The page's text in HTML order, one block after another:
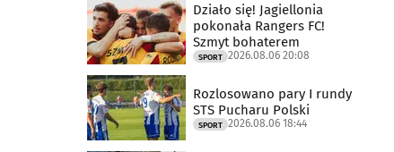
Działo się! Jagiellonia
pokonała Rangers FC!
Szmyt bohaterem
SPORT 2026.08.06 20:08
Rozlosowano pary I rundy
STS Pucharu Polski
SPORT 2026.08.06 18:44